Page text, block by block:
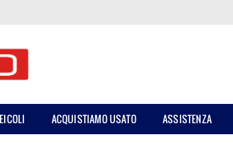
ACQUISTIAMO USATO ASSISTENZA